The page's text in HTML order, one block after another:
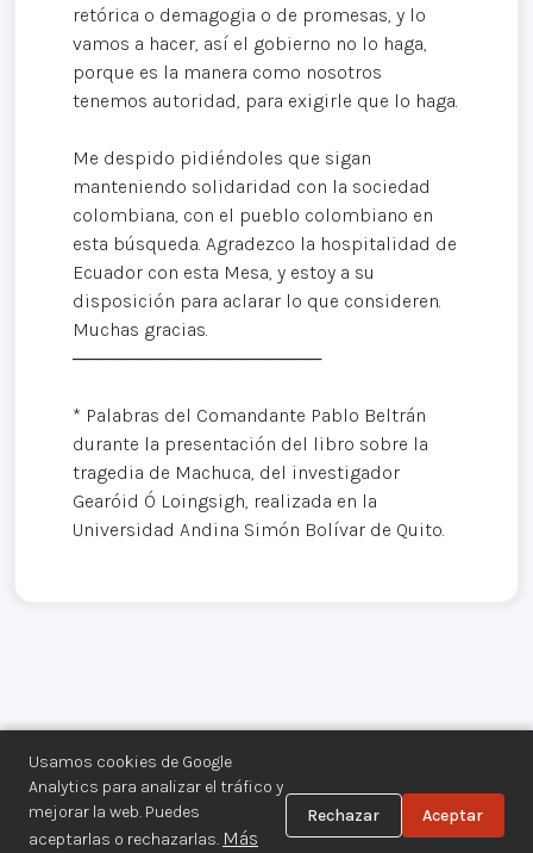
Usamos cookies de Google
Analytics para analizar el tráfico y
mejorar la web. Puedes
aceptarlas o rechazarlas. Más
Rechazar Aceptar
retórica o demagogia o de promesas, y lo
vamos a hacer, así el gobierno no lo haga,
porque es la manera como nosotros
tenemos autoridad, para exigirle que lo haga.
Me despido pidiéndoles que sigan
manteniendo solidaridad con la sociedad
colombiana, con el pueblo colombiano en
esta búsqueda. Agradezco la hospitalidad de
Ecuador con esta Mesa, y estoy a su
disposición para aclarar lo que consideren.
Muchas gracias.
───────────────────
* Palabras del Comandante Pablo Beltrán
durante la presentación del libro sobre la
tragedia de Machuca, del investigador
Gearóid Ó Loingsigh, realizada en la
Universidad Andina Simón Bolívar de Quito.
Centro de Documentación de los
Movimientos Armados©